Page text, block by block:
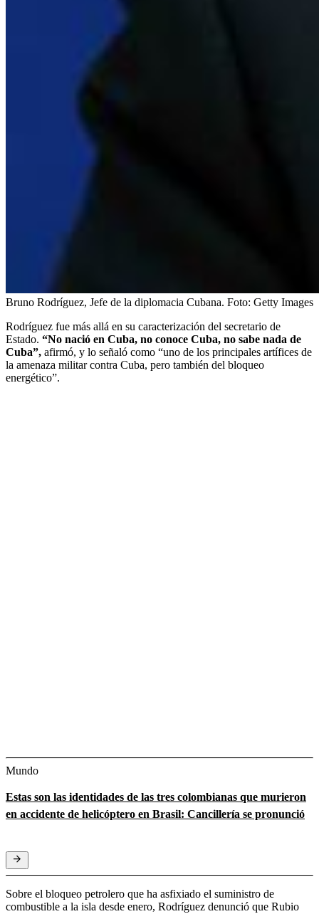
Bruno Rodríguez, Jefe de la diplomacia Cubana. Foto: Getty Images
Rodríguez fue más allá en su caracterización del secretario de
Estado. “No nació en Cuba, no conoce Cuba, no sabe nada de
Cuba”, afirmó, y lo señaló como “uno de los principales artífices de
la amenaza militar contra Cuba, pero también del bloqueo
energético”.
Mundo
Estas son las identidades de las tres colombianas que murieron
en accidente de helicóptero en Brasil: Cancillería se pronunció
Sobre el bloqueo petrolero que ha asfixiado el suministro de
combustible a la isla desde enero, Rodríguez denunció que Rubio